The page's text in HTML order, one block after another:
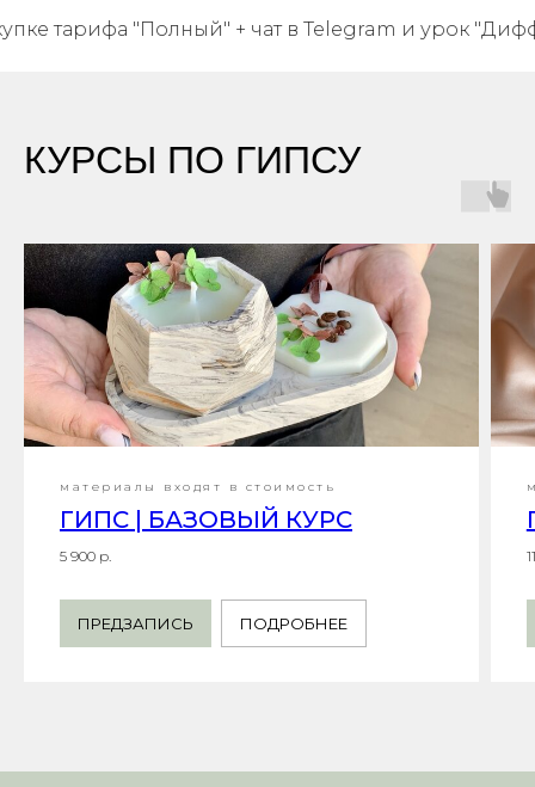
"Полный" + чат в Telegram и урок "Диффузоры
КУРСЫ ПО ГИПСУ
материалы входят в стоимость
ГИПС | БАЗОВЫЙ КУРС
5 900 р.
ПРЕДЗАПИСЬ ПОДРОБНЕЕ